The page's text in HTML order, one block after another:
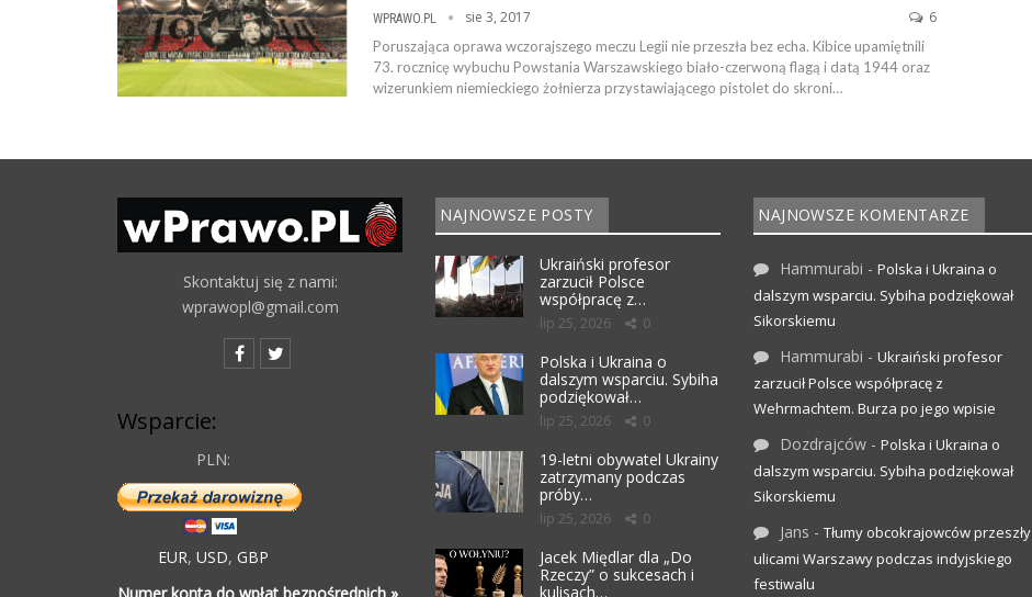
WPRAWO.PL sie 3, 2017 6
Poruszająca oprawa wczorajszego meczu Legii nie przeszła bez echa. Kibice upamiętnili
73. rocznicę wybuchu Powstania Warszawskiego biało-czerwoną flagą i datą 1944 oraz
wizerunkiem niemieckiego żołnierza przystawiającego pistolet do skroni…
Skontaktuj się z nami:
wprawopl@gmail.com
Wsparcie:
PLN:
EUR, USD, GBP
NAJNOWSZE POSTY
Ukraiński profesor
zarzucił Polsce
współpracę z…
lip 25, 2026 0
Polska i Ukraina o
dalszym wsparciu. Sybiha
podziękował…
lip 25, 2026 0
19-letni obywatel Ukrainy
zatrzymany podczas
próby…
lip 25, 2026 0
Jacek Międlar dla „Do
Rzeczy” o sukcesach i
kulisach…
NAJNOWSZE KOMENTARZE
Hammurabi - Polska i Ukraina o
dalszym wsparciu. Sybiha podziękował
Sikorskiemu
Hammurabi - Ukraiński profesor
zarzucił Polsce współpracę z
Wehrmachtem. Burza po jego wpisie
Dozdrajców - Polska i Ukraina o
dalszym wsparciu. Sybiha podziękował
Sikorskiemu
Jans - Tłumy obcokrajowców przeszły
ulicami Warszawy podczas indyjskiego
festiwalu